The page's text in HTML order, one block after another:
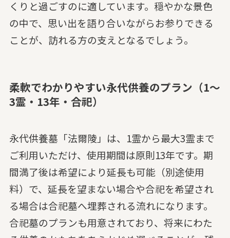
くりと過ごすのに適しています。穏やかな景色
の中で、思い出を語り合いながらお参りできる
ことが、訪れる方の支えとなるでしょう。
柔軟でわかりやすい永代供養のプラン（1〜
3霊・13年・合祀）
永代供養墓「法爾陵」は、1霊から最大3霊まで
ご利用いただけ、使用期間は原則13年です。期
間満了後は希望により延長も可能（別途使用
料）で、延長を望まない場合や合祀を希望され
る場合は合祀墓へ埋葬される流れになります。
合祀墓のプランも用意されており、将来にわた